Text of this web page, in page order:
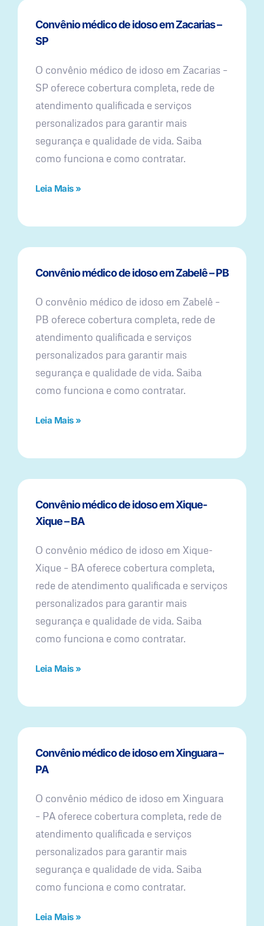
Convênio médico de idoso em Zacarias –
SP
O convênio médico de idoso em Zacarias –
SP oferece cobertura completa, rede de
atendimento qualificada e serviços
personalizados para garantir mais
segurança e qualidade de vida. Saiba
como funciona e como contratar.
Leia Mais »
Convênio médico de idoso em Zabelê – PB
O convênio médico de idoso em Zabelê –
PB oferece cobertura completa, rede de
atendimento qualificada e serviços
personalizados para garantir mais
segurança e qualidade de vida. Saiba
como funciona e como contratar.
Leia Mais »
Convênio médico de idoso em Xique-
Xique – BA
O convênio médico de idoso em Xique-
Xique – BA oferece cobertura completa,
rede de atendimento qualificada e serviços
personalizados para garantir mais
segurança e qualidade de vida. Saiba
como funciona e como contratar.
Leia Mais »
Convênio médico de idoso em Xinguara –
PA
O convênio médico de idoso em Xinguara
– PA oferece cobertura completa, rede de
atendimento qualificada e serviços
personalizados para garantir mais
segurança e qualidade de vida. Saiba
como funciona e como contratar.
Leia Mais »